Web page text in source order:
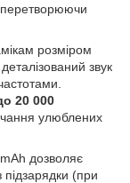
перетворюючи
розміром
звук
20 000
улюблених
дозволяє
підзарядки (при